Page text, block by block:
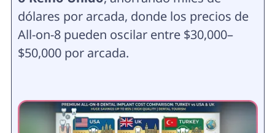
dólares por arcada, donde los precios de
All-on-8 pueden oscilar entre $30,000–
$50,000 por arcada.